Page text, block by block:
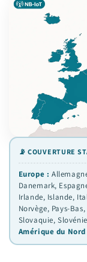
📡 COUVERTURE
Europe :
Danemark,
Irlande, Islande,
Norvège, Pays-
Slovaquie,
Amérique du Nord